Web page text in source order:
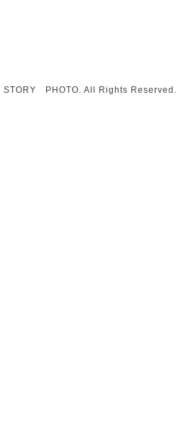
STORY PHOTO . All Rights Reserved.